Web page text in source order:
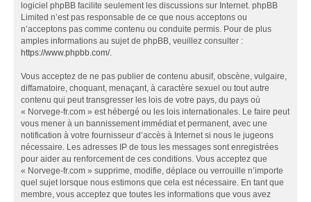
logiciel phpBB facilite seulement les discussions sur Internet. phpBB
Limited n’est pas responsable de ce que nous acceptons ou
n’acceptons pas comme contenu ou conduite permis. Pour de plus
amples informations au sujet de phpBB, veuillez consulter :
https://www.phpbb.com/.
Vous acceptez de ne pas publier de contenu abusif, obscène, vulgaire,
diffamatoire, choquant, menaçant, à caractère sexuel ou tout autre
contenu qui peut transgresser les lois de votre pays, du pays où
« Norvege-fr.com » est hébergé ou les lois internationales. Le faire peut
vous mener à un bannissement immédiat et permanent, avec une
notification à votre fournisseur d’accès à Internet si nous le jugeons
nécessaire. Les adresses IP de tous les messages sont enregistrées
pour aider au renforcement de ces conditions. Vous acceptez que
« Norvege-fr.com » supprime, modifie, déplace ou verrouille n’importe
quel sujet lorsque nous estimons que cela est nécessaire. En tant que
membre, vous acceptez que toutes les informations que vous avez